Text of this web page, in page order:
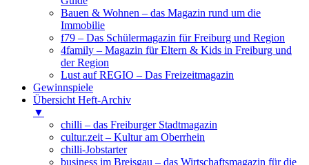
Bauen & Wohnen – das Magazin rund um die
Immobilie
f79 – Das Schülermagazin für Freiburg und Region
4family – Magazin für Eltern & Kids in Freiburg und
der Region
Lust auf REGIO – Das Freizeitmagazin
Gewinnspiele
Übersicht Heft-Archiv
▼
chilli – das Freiburger Stadtmagazin
cultur.zeit – Kultur am Oberrhein
chilli-Jobstarter
business im Breisgau – das Wirtschaftsmagazin für die